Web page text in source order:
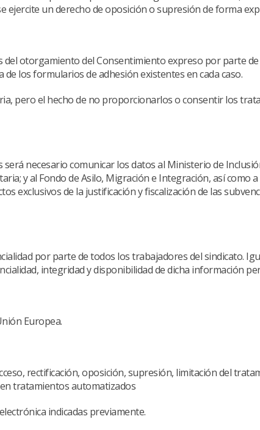
ejercite un derecho de oposición o supresión de forma
otorgamiento del Consentimiento expreso por parte
los formularios de adhesión existentes en cada caso.
pero el hecho de no proporcionarlos o consentir los
necesario comunicar los datos al Ministerio de
y al Fondo de Asilo, Migración e Integración, así como
exclusivos de la justificación y fiscalización de las
por parte de todos los trabajadores del sindicato.
integridad y disponibilidad de dicha información
Europea.
rectificación, oposición, supresión, limitación del
tratamientos automatizados
indicadas previamente.